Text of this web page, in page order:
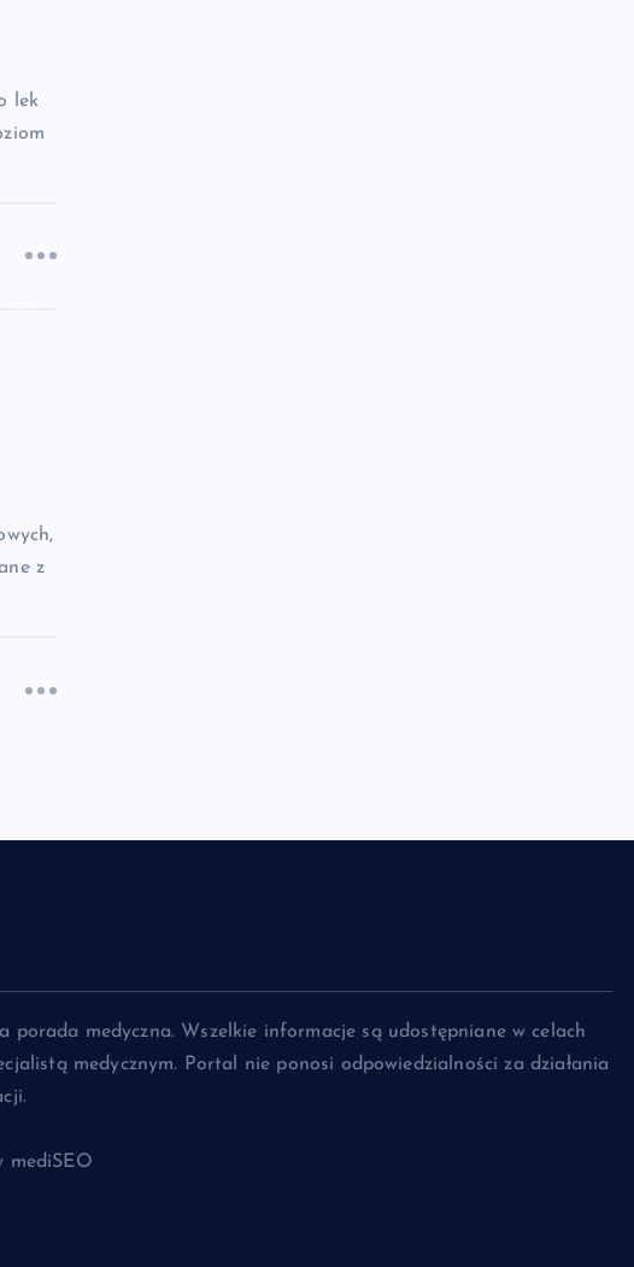
lek
z
medyczna. Wszelkie informacje są udostępniane w celach
medycznym. Portal nie ponosi odpowiedzialności za działania
mediSEO